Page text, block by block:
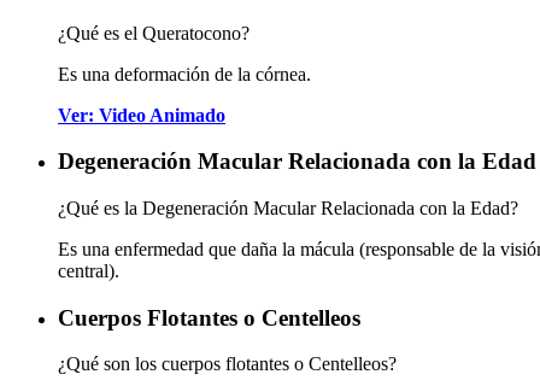
¿Qué es el Queratocono?
Es una deformación de la córnea.
Ver: Video Animado
Degeneración Macular Relacionada con la Edad
¿Qué es la Degeneración Macular Relacionada con la Edad?
Es una enfermedad que daña la mácula (responsable de la
central).
Cuerpos Flotantes o Centelleos
¿Qué son los cuerpos flotantes o Centelleos?